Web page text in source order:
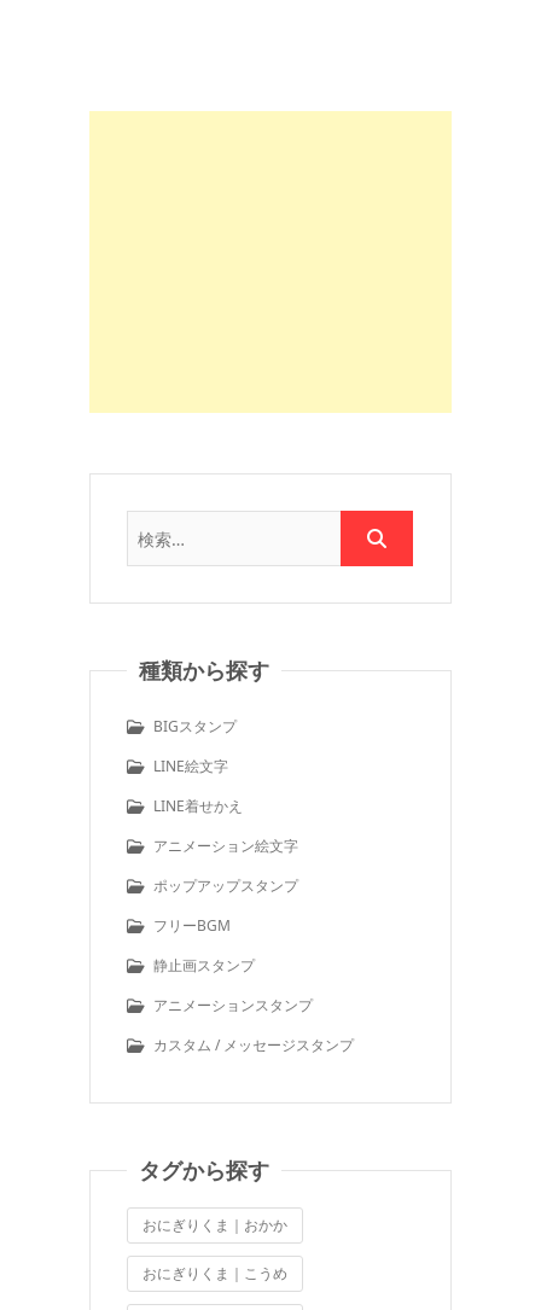
種類から探す
BIGスタンプ
LINE絵文字
LINE着せかえ
アニメーション絵文字
ポップアップスタンプ
フリーBGM
静止画スタンプ
アニメーションスタンプ
カスタム / メッセージスタンプ
タグから探す
おにぎりくま｜おかか
おにぎりくま｜こうめ